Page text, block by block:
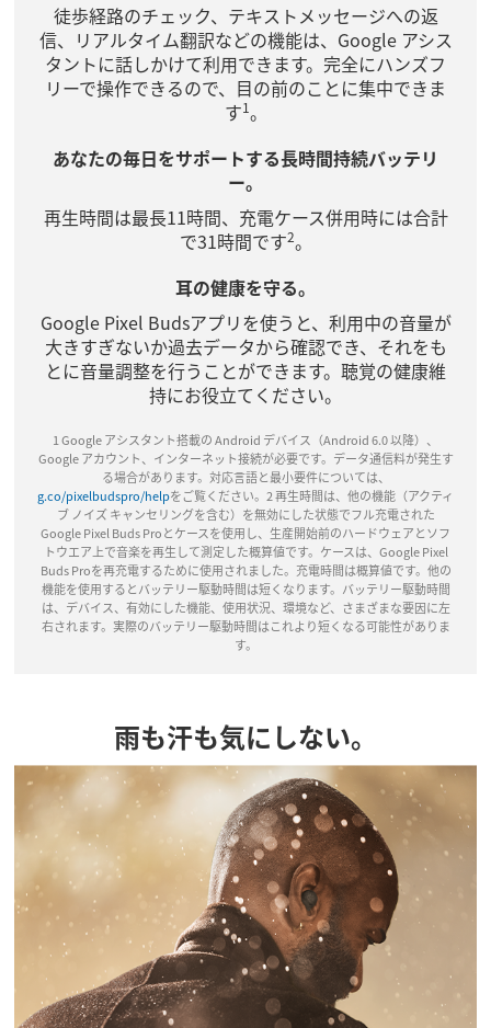
徒歩経路のチェック、テキストメッセージへの返
信、リアルタイム翻訳などの機能は、Google アシス
タントに話しかけて利用できます。完全にハンズフ
リーで操作できるので、目の前のことに集中できま
す1。
あなたの毎日をサポートする長時間持続バッテリ
ー。
再生時間は最長11時間、充電ケース併用時には合計
で31時間です2。
耳の健康を守る。
Google Pixel Budsアプリを使うと、利用中の音量が
大きすぎないか過去データから確認でき、それをも
とに音量調整を行うことができます。聴覚の健康維
持にお役立てください。
1 Google アシスタント搭載の Android デバイス（Android 6.0 以降）、
Google アカウント、インターネット接続が必要です。データ通信料が発生す
る場合があります。対応言語と最小要件については、
g.co/pixelbudspro/helpをご覧ください。2 再生時間は、他の機能（アクティ
ブ ノイズ キャンセリングを含む）を無効にした状態でフル充電された
Google Pixel Buds Proとケースを使用し、生産開始前のハードウェアとソフ
トウエア上で音楽を再生して測定した概算値です。ケースは、Google Pixel
Buds Proを再充電するために使用されました。充電時間は概算値です。他の
機能を使用するとバッテリー駆動時間は短くなります。バッテリー駆動時間
は、デバイス、有効にした機能、使用状況、環境など、さまざまな要因に左
右されます。実際のバッテリー駆動時間はこれより短くなる可能性がありま
す。
雨も汗も気にしない。